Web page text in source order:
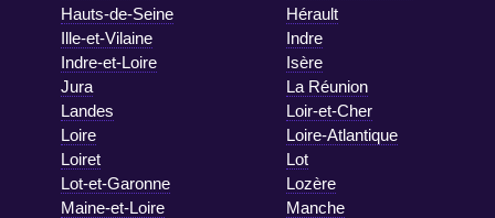
Hauts-de-Seine
Hérault
Ille-et-Vilaine
Indre
Indre-et-Loire
Isère
Jura
La Réunion
Landes
Loir-et-Cher
Loire
Loire-Atlantique
Loiret
Lot
Lot-et-Garonne
Lozère
Maine-et-Loire
Manche